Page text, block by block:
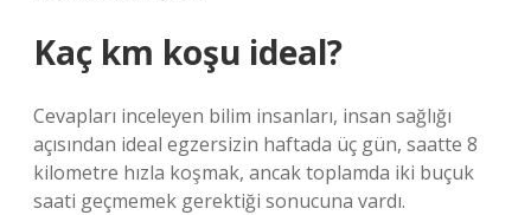
Kaç km koşu ideal?
Cevapları inceleyen bilim insanları, insan sağlığı
açısından ideal egzersizin haftada üç gün, saatte 8
kilometre hızla koşmak, ancak toplamda iki buçuk
saati geçmemek gerektiği sonucuna vardı.